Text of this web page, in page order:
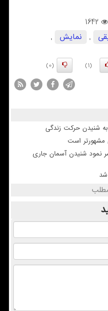
1642
, نمایش
,
(1)
(0)
شنیدن حرکت زندگی
است
نمود شنیدن آسمان جاری